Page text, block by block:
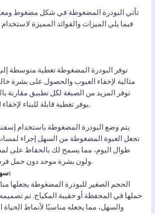
تأتي البودرة المضغوطة في شكل مضغوط
فيما يلي الميزات والفوائد المميزة
توفر البودرة المضغوطة تغطية متوسطة
مثالية لإخفاء العيوب والحصول على بشرة
توفر المزيد من الصبغة لكل تطبيق مقارنة
يوفر تغطية قابلة للبناء لإخفاء العيوب بشكل فعال.
يتم وضع البودرة المضغوطة باستخدام
تجعل العبوة المضغوطة من السهل إجراء لمسات
طوال اليوم، مما يسمح لك بالحفاظ على
ولون بشرة موحد دون حمل فرش أو أدوات إضافية.
سهولة الحمل والسفر:
الحجم الصغير للبودرة المضغوطة يجعلها
حملها في المحفظة أو حقيبة المكياج. تم
والسهل، مما يجعله مناسبًا لأنماط